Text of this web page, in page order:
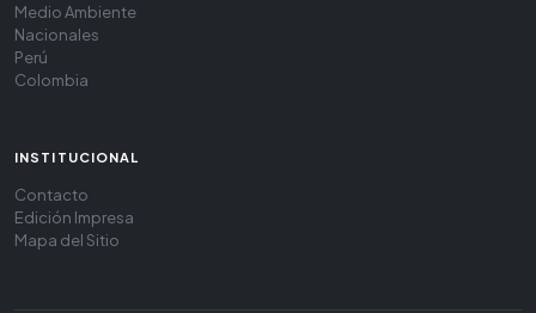
Medio Ambiente
Nacionales
Perú
Colombia
INSTITUCIONAL
Contacto
Edición Impresa
Mapa del Sitio